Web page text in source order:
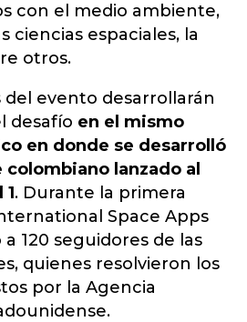
con el medio ambiente,
ciencias espaciales, la
otros.
evento desarrollarán
desafío en el mismo
en donde se desarrolló
lanzado al
. Durante la primera
Space Apps
120 seguidores de las
quienes resolvieron los
por la Agencia